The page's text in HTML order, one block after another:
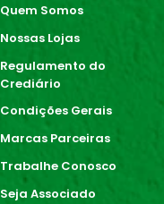
Quem Somos
Nossas Lojas
Regulamento do
Crediário
Condições Gerais
Marcas Parceiras
Trabalhe Conosco
Seja Associado